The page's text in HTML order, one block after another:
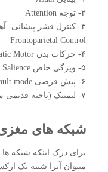
۲- توجه Attention
۳- کنترل قشر پیشانی- آهیانه ای
Frontoparietal Control
۴- حرکات بدن Somatic Motor
۵- ویژگی خاص Salience
۶- پیش فرضی Default mode
۷- لیمبیک (ناحیه قدیمی مغز برای عواطف) Limbic
شبکه های
برای درک اینکه شبکه ها
میتوان آنرا شبیه یک